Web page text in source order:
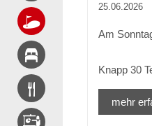
25.06.2026
Am
Knapp 30
mehr